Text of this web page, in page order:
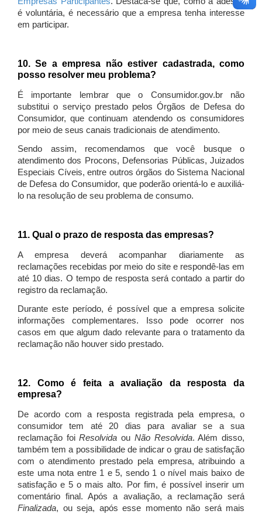
é voluntária, é necessário que a empresa tenha interesse
em participar.
10. Se a empresa não estiver cadastrada, como
posso resolver meu problema?
É importante lembrar que o Consumidor.gov.br não
substitui o serviço prestado pelos Órgãos de Defesa do
Consumidor, que continuam atendendo os consumidores
por meio de seus canais tradicionais de atendimento.
Sendo assim, recomendamos que você busque o
atendimento dos Procons, Defensorias Públicas, Juizados
Especiais Cíveis, entre outros órgãos do Sistema Nacional
de Defesa do Consumidor, que poderão orientá-lo e auxiliá-
lo na resolução de seu problema de consumo.
11. Qual o prazo de resposta das empresas?
A empresa deverá acompanhar diariamente as
reclamações recebidas por meio do site e respondê-las em
até 10 dias. O tempo de resposta será contado a partir do
registro da reclamação.
Durante este período, é possível que a empresa solicite
informações complementares. Isso pode ocorrer nos
casos em que algum dado relevante para o tratamento da
reclamação não houver sido prestado.
12. Como é feita a avaliação da resposta da
empresa?
De acordo com a resposta registrada pela empresa, o
consumidor tem até 20 dias para avaliar se a sua
reclamação foiResolvida ou Não Resolvida. Além disso,
também tem a possibilidade de indicar o grau de satisfação
com o atendimento prestado pela empresa, atribuindo a
este uma nota entre 1 e 5, sendo 1 o nível mais baixo de
satisfação e 5 o mais alto. Por fim, é possível inserir um
comentário final. Após a avaliação, a reclamação será
Finalizada, ou seja, após esse momento não será mais